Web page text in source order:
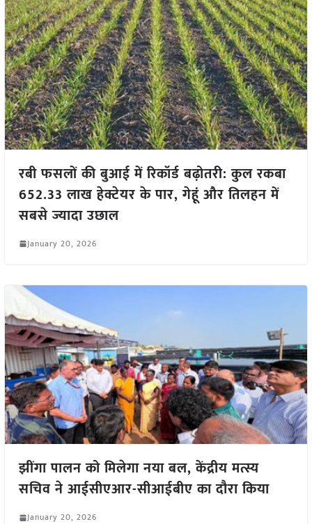
रबी फसलों की बुआई में रिकॉर्ड बढ़ोतरी: कुल रकबा
652.33 लाख हेक्टेयर के पार, गेहूं और तिलहन में
सबसे ज्यादा उछाल
January 20, 2026
झींगा पालन को मिलेगा नया बल, केंद्रीय मत्स्य
सचिव ने आईसीएआर-सीआईबीए का दौरा किया
January 20, 2026